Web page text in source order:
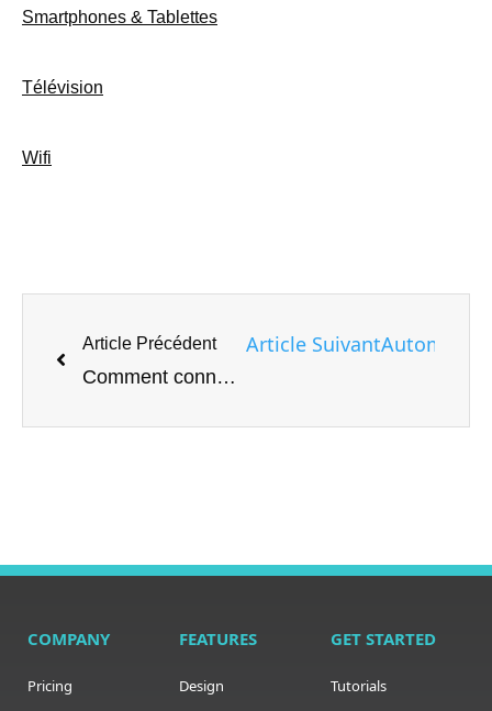
Smartphones & Tablettes
Télévision
Wifi
Article Précédent
Comment connecter automatiquement Android au réseau et à l'appareil Bluetooth corrects
Article Suivant
COMPANY
Pricing
FEATURES
Design
GET STARTED
Tutorials